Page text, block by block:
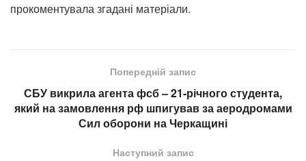
прокоментувала згадані матеріали.
Попередній запис
СБУ викрила агента фсб – 21-річного студента,
який на замовлення рф шпигував за аеродромами
Сил оборони на Черкащині
Наступний запис